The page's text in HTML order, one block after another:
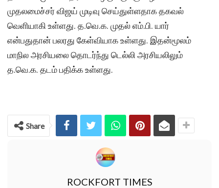
முதலமைச்சர் விஜய் முடிவு செய்துள்ளதாக தகவல்
வெளியாகி உள்ளது. த.வெ.க. முதல் எம்.பி. யார்
என்பதுதான் பலரது கேள்வியாக உள்ளது. இதன்மூலம்
மாநில அரசியலை தொடர்ந்து டெல்லி அரசியலிலும்
த.வெ.க. தடம் பதிக்க உள்ளது.
Share
ROCKFORT TIMES